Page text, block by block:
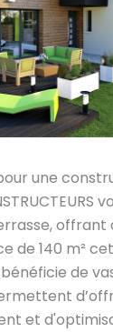
une
offrant
de 140 m²
de
et